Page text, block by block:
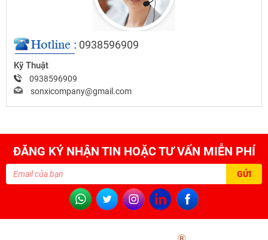
0938596909
Kỹ Thuật
0938596909
sonxicompany@gmail.com
ĐĂNG KÝ NHẬN TIN HOẶC TƯ VẤN MIỄN PHÍ